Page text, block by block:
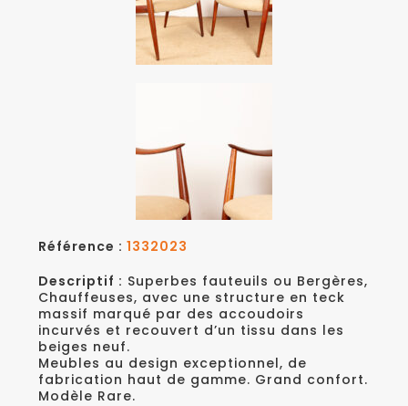
Référence :1332023
Descriptif : Superbes fauteuils ou Bergères,
Chauffeuses, avec une structure en teck
massif marqué par des accoudoirs
incurvés et recouvert d’un tissu dans les
beiges neuf.
Meubles au design exceptionnel, de
fabrication haut de gamme. Grand confort.
Modèle Rare.